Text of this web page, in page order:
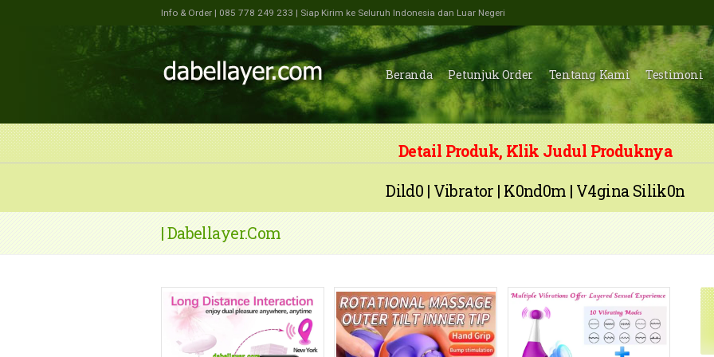
Info & Order | 085 778 249 233 | Siap Kirim ke Seluruh Indonesia dan Luar Negeri
Beranda Petunjuk Order Tentang Kami Testimoni
Detail Produk, Klik Judul Produknya
Dild0 | Vibrator | K0nd0m | V4gina Silik0n
| Dabellayer.com
https://dabellayer.com/wp-
content/uploads/2025/07/VID-
20250710-
https://dabellayer.com/wp-
content/uploads/2025/04/VID_20250404215319.mp4
https://dabellayer.com/wp-
content/uploads/2025/04/